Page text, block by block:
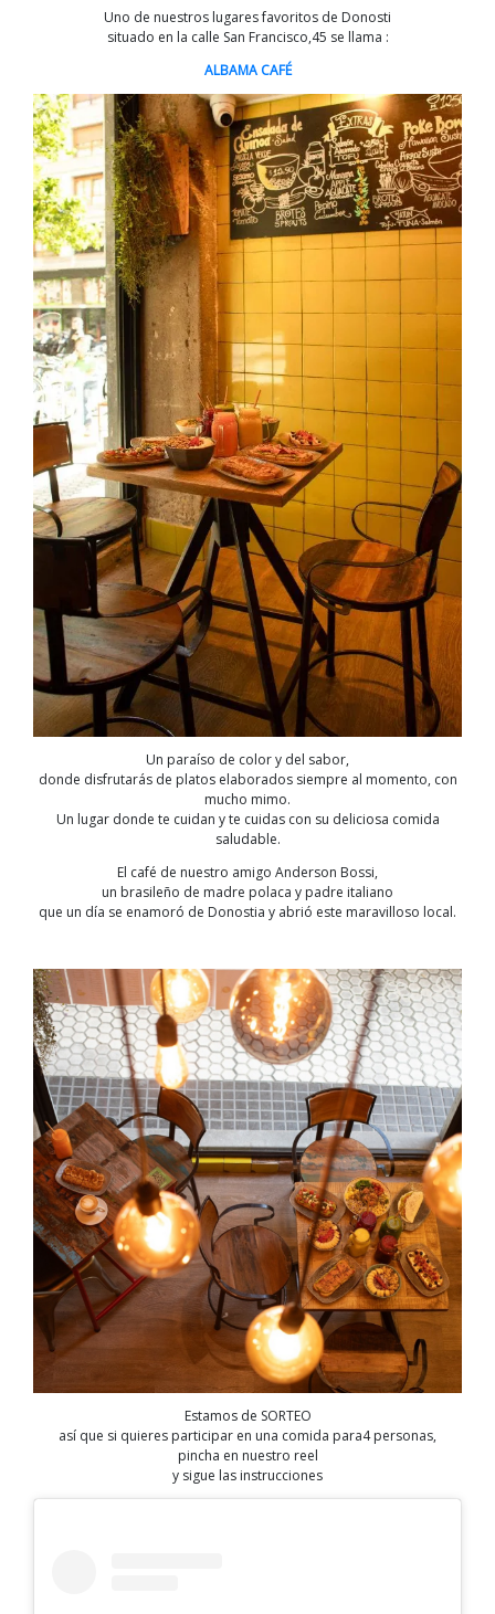
Uno de nuestros lugares favoritos de Donosti
situado en la calle San Francisco,45 se llama :
ALBAMA CAFÉ
Un paraíso de color y del sabor,
donde disfrutarás de platos elaborados siempre al momento, con
mucho mimo.
Un lugar donde te cuidan y te cuidas con su deliciosa comida
saludable.
El café de nuestro amigo Anderson Bossi,
un brasileño de madre polaca y padre italiano
que un día se enamoró de Donostia y abrió este maravilloso local.
Estamos de SORTEO
así que si quieres participar en una comida para4 personas,
pincha en nuestro reel
y sigue las instrucciones